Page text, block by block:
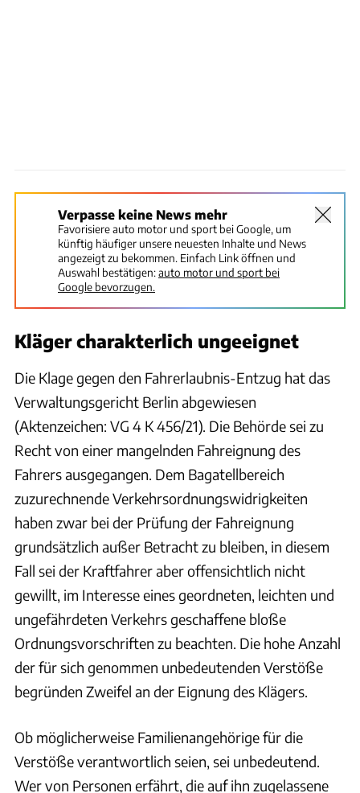
Verpasse keine News mehr
Favorisiere auto motor und sport bei Google, um
künftig häufiger unsere neuesten Inhalte und News
angezeigt zu bekommen. Einfach Link öffnen und
Auswahl bestätigen:auto motor und sport bei
Google bevorzugen.
Kläger charakterlich ungeeignet
Die Klage gegen den Fahrerlaubnis-Entzug hat das
Verwaltungsgericht Berlin abgewiesen
(Aktenzeichen: VG 4 K 456/21). Die Behörde sei zu
Recht von einer mangelnden Fahreignung des
Fahrers ausgegangen. Dem Bagatellbereich
zuzurechnende Verkehrsordnungswidrigkeiten
haben zwar bei der Prüfung der Fahreignung
grundsätzlich außer Betracht zu bleiben, in diesem
Fall sei der Kraftfahrer aber offensichtlich nicht
gewillt, im Interesse eines geordneten, leichten und
ungefährdeten Verkehrs geschaffene bloße
Ordnungsvorschriften zu beachten. Die hohe Anzahl
der für sich genommen unbedeutenden Verstöße
begründen Zweifel an der Eignung des Klägers.
Ob möglicherweise Familienangehörige für die
Verstöße verantwortlich seien, sei unbedeutend.
Wer von Personen erfährt, die auf ihn zugelassene